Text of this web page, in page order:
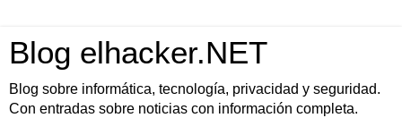
Blog elhacker.NET
Blog sobre informática, tecnología, privacidad y seguridad.
Con entradas sobre noticias con información completa.